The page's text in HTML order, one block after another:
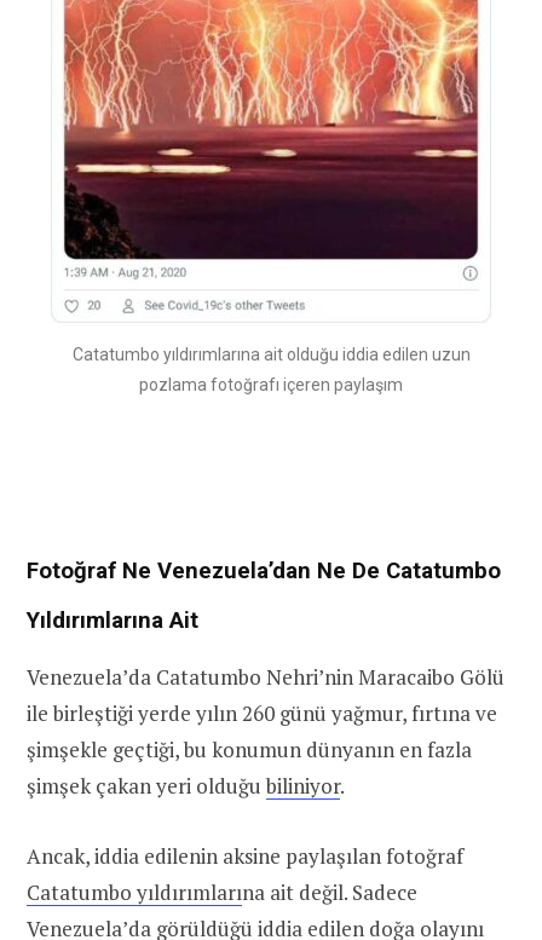
Catatumbo yıldırımlarına ait olduğu iddia edilen uzun
pozlama fotoğrafı içeren paylaşım
Fotoğraf Ne Venezuela’dan Ne De Catatumbo
Yıldırımlarına Ait
Venezuela’da Catatumbo Nehri’nin Maracaibo Gölü
ile birleştiği yerde yılın 260 günü yağmur, fırtına ve
şimşekle geçtiği, bu konumun dünyanın en fazla
şimşek çakan yeri olduğubiliniyor.
Ancak, iddia edilenin aksine paylaşılan fotoğraf
Catatumbo yıldırımlarına ait değil. Sadece
Venezuela’da görüldüğü iddia edilen doğa olayını